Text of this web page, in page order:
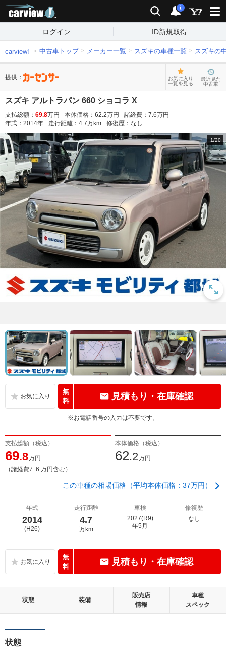
検索 通知
i
ログイン ID新規取得
carview! 中古車トップ メーカー一覧 スズキの車種一覧 スズキの
提供：
お気に入り
一覧を見る
最近見た
中古車
スズキ アルトラパン 660 ショコラ X
支払総額： 69.8万円 本体価格： 62.2万円 諸経費： 7.6万円
年式： 2014年 走行距離： 4.7万km 修復歴： なし
1/20
無
料
見積もり・在庫確認
※お電話番号の入力は不要です。
支払総額（税込）
69.8万円
（諸経費7 .6 万円含む）
本体価格（税込）
62.2万円
この車種の相場価格（平均本体価格：37万円）
年式
2014
(H26)
走行距離
4.7
万km
車検
2027(R9)
年5月
修復歴
なし
無
料
見積もり・在庫確認
状態 装備
販売店
情報
車種
スペック
状態